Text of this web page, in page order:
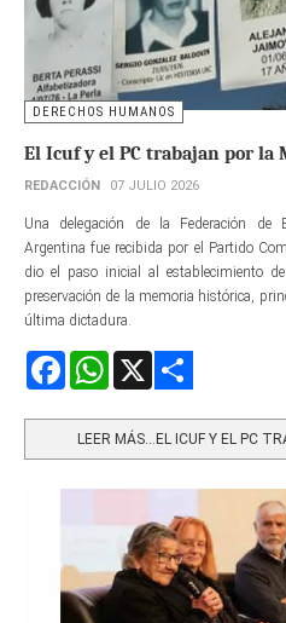
DERECHOS HUMANOS
El Icuf y el PC trabajan por la
REDACCIÓN 07 JULIO 2026
Una delegación de la Federación de
Argentina fue recibida por el Partido
dio el paso inicial al establecimiento
preservación de la memoria histórica,
última dictadura.
FacebookWhatsApp
LEER MÁS…EL ICUF Y EL PC